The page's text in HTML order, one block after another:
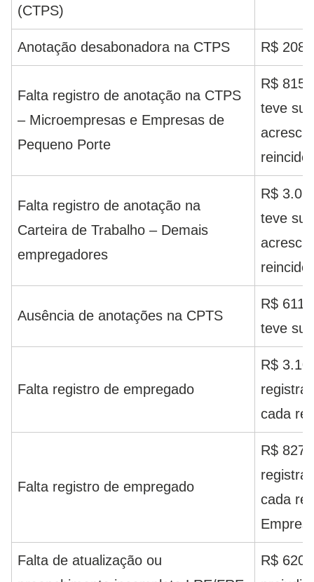
(CTPS)
Anotação desabonadora na CTPS R$
Falta registro de anotação na CTPS
– Microempresas e Empresas de
Pequeno Porte
R$
teve
Falta registro de anotação na
Carteira de Trabalho – Demais
empregadores
R$
teve
Ausência de anotações na CPTS
R$
teve
Falta registro de empregado
R$
cada
Falta registro de empregado
R$
cada
Falta de atualização ou
R$